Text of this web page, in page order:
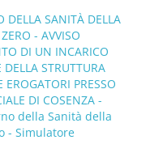
DELLA SANITÀ DELLA
- AVVISO
DI UN INCARICO
STRUTTURA
EROGATORI PRESSO
DI COSENZA -
della Sanità della
- Simulatore